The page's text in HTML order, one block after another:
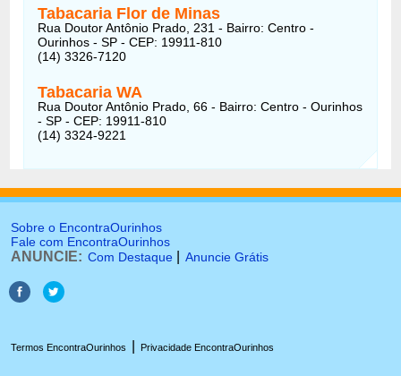
Tabacaria Flor de Minas
Rua Doutor Antônio Prado, 231 - Bairro: Centro -
Ourinhos - SP - CEP: 19911-810
(14) 3326-7120
Tabacaria WA
Rua Doutor Antônio Prado, 66 - Bairro: Centro - Ourinhos
- SP - CEP: 19911-810
(14) 3324-9221
Sobre o EncontraOurinhos
Fale com EncontraOurinhos
ANUNCIE: Com Destaque Anuncie Grátis
Termos EncontraOurinhos Privacidade EncontraOurinhos